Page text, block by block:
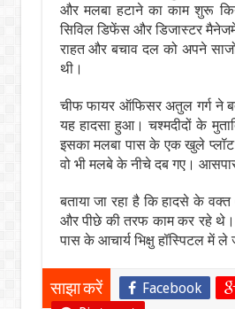
और मलबा हटाने का काम शुरू
सिविल डिफेंस और डिजास्टर
राहत और बचाव दल को अपने
थी।
चीफ फायर ऑफिसर अतुल गर्ग ने
यह हादसा हुआ। चश्मदीदों के
इसका मलबा पास के एक खुले प्लॉट
वो भी मलबे के नीचे दब गए।
बताया जा रहा है कि हादसे के
और पीछे की तरफ काम कर रहे थे।
पास के आचार्य भिक्षु हॉस्पिटल में
साझा करें Facebook